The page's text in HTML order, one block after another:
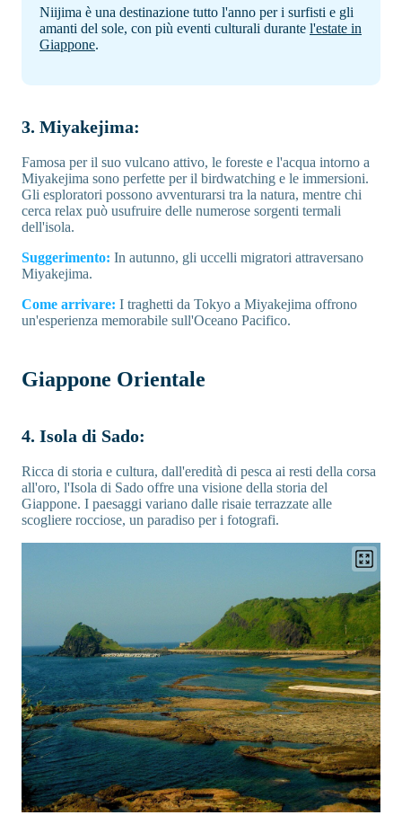
Niijima è una destinazione tutto l'anno per i surfisti e gli
amanti del sole, con più eventi culturali durante l'estate in
Giappone.
3. Miyakejima:
Famosa per il suo vulcano attivo, le foreste e l'acqua intorno a
Miyakejima sono perfette per il birdwatching e le immersioni.
Gli esploratori possono avventurarsi tra la natura, mentre chi
cerca relax può usufruire delle numerose sorgenti termali
dell'isola.
Suggerimento: In autunno, gli uccelli migratori attraversano
Miyakejima.
Come arrivare: I traghetti da Tokyo a Miyakejima offrono
un'esperienza memorabile sull'Oceano Pacifico.
Giappone Orientale
4. Isola di Sado:
Ricca di storia e cultura, dall'eredità di pesca ai resti della corsa
all'oro, l'Isola di Sado offre una visione della storia del
Giappone. I paesaggi variano dalle risaie terrazzate alle
scogliere rocciose, un paradiso per i fotografi.